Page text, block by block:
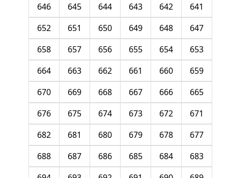
641
642
643
644
645
646
647
648
649
650
651
652
653
654
655
656
657
658
659
660
661
662
663
664
665
666
667
668
669
670
671
672
673
674
675
676
677
678
679
680
681
682
683
684
685
686
687
688